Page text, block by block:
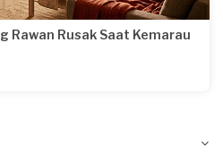
Rawan Rusak Saat Kemarau